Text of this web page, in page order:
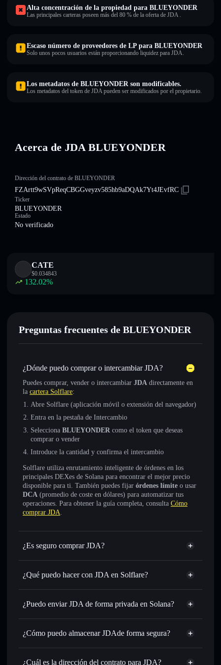
Alta concentración de la propiedad para BLUEYONDER
Las principales carteras poseen más del 80 % de la oferta de JDA .
Escaso número de proveedores de LP para BLUEYONDER
Solo unos pocos usuarios están proporcionando liquidez para JDA.
Los metadatos de BLUEYONDER son modificables.
Los metadatos del token de JDA pueden ser modificados por el propietario.
Acerca de JDA BLUEYONDER
Dirección del contrato de BLUEYONDER
FZArtt9wSVpReqCBGGveyzv585hb9aDQAk7Yt4JEvfRC
Ticker
BLUEYONDER
Estado
No verificado
CATE
$0.034843
132.02%
Preguntas frecuentes de BLUEYONDER
¿Dónde puedo comprar o intercambiar JDA?
Puedes comprar, vender o intercambiar JDA directamente en
la cartera Solflare:
Abre Solflare (aplicación móvil o extensión del navegador)
Entra en la pestaña de Intercambio
Selecciona BLUEYONDER como el token que deseas
comprar o vender
Introduce la cantidad y confirma el intercambio
Solflare utiliza enrutamiento inteligente de órdenes en los
principales DEXes de Solana para encontrar el mejor precio
disponible para ti. También puedes fijar órdenes límite o usar
DCA (promedio de coste en dólares) para automatizar tus
operaciones. Para obtener la guía completa, consulta Cómo
comprar JDA.
¿Es seguro comprar JDA?
JDA no está verificado
¿Qué puedo hacer con JDA en Solflare?
JDA
cartera de Solflare
Intercambiar al instante: operar con BLUEYONDER
enrutamiento de órdenes inteligente para el mejor precio
disponible
¿Puedo enviar JDA de forma privada en Solana?
agregador de privacidad
¿Cómo puedo almacenar JDAde forma segura?
JDA
cartera
¿Cuál es la dirección del contrato para JDA?